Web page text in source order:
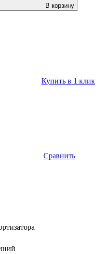
В корзину
Купить в 1 клик
Сравнить